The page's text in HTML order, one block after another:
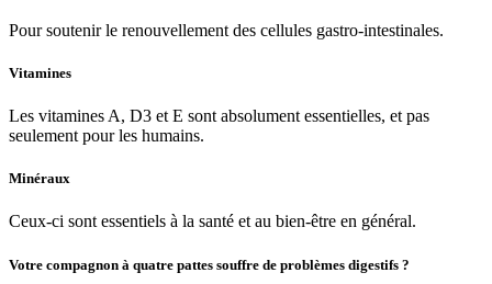
Pour soutenir le renouvellement des cellules gastro-intestinales.
Vitamines
Les vitamines A, D3 et E sont absolument essentielles, et pas
seulement pour les humains.
Minéraux
Ceux-ci sont essentiels à la santé et au bien-être en général.
Votre compagnon à quatre pattes souffre de problèmes digestifs ?